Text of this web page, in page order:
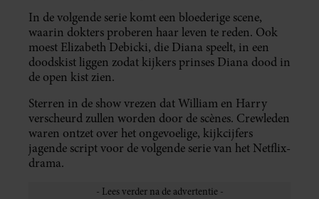
In de volgende serie komt een bloederige scene,
waarin dokters proberen haar leven te reden. Ook
moest Elizabeth Debicki, die Diana speelt, in een
doodskist liggen zodat kijkers prinses Diana dood in
de open kist zien.
Sterren in de show vrezen dat William en Harry
verscheurd zullen worden door de scènes. Crewleden
waren ontzet over het ongevoelige, kijkcijfers
jagende script voor de volgende serie van het Netflix-
drama.